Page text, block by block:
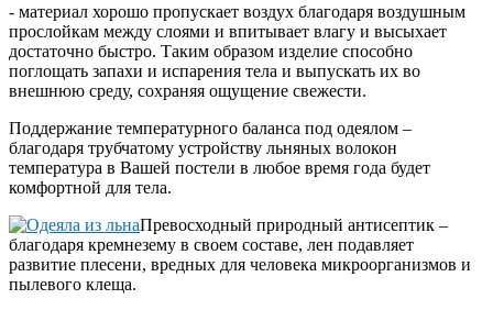
- материал хорошо пропускает воздух благодаря воздушным
прослойкам между слоями и впитывает влагу и высыхает
достаточно быстро. Таким образом изделие способно
поглощать запахи и испарения тела и выпускать их во
внешнюю среду, сохраняя ощущение свежести.
Поддержание температурного баланса под одеялом –
благодаря трубчатому устройству льняных волокон
температура в Вашей постели в любое время года будет
комфортной для тела.
Превосходный природный антисептик –
благодаря кремнезему в своем составе, лен подавляет
развитие плесени, вредных для человека микроорганизмов и
пылевого клеща.